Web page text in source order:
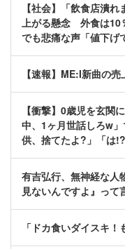
【社会】「飲食店潰
上がる懸念 外食は10
でも悲痛な声「値下げ
【速報】ME:I新曲の
【衝撃】0歳児を玄関
中、1ヶ月世話しろw
供、捨てたよ?」「は!?
有吉弘行、無神経な人
見ないんですよ』って
「ドカ食いダイスキ